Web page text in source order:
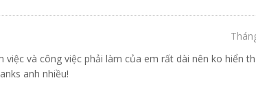
việc và công việc phải làm của em rất dài nên ko hiển
anh nhiều!